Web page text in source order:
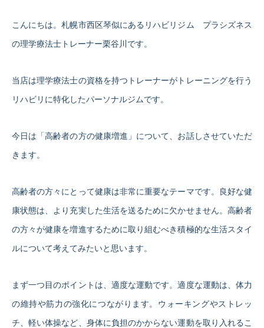
こんにちは。札幌市西区琴似にあるリハビリジム プラシズネス
の理学療法士トレーナー栗谷川です。
当店は理学療法士の資格を持つトレーナーがトレーニングを行う
リハビリに特化したパーソナルジムです。
今日は「高齢者の方の健康増進」について、お話しさせていただ
きます。
高齢者の方々にとって健康は非常に重要なテーマです。良好な健
康状態は、より充実した生活を送るために欠かせません。高齢者
の方々が健康を増進するために取り組むべき積極的な生活スタイ
ルについて考えてみたいと思います。
まず一つ目のポイントは、適度な運動です。適度な運動は、体力
の維持や筋力の強化につながります。ウォーキングやストレッ
チ、軽い体操など、身体に負担のかからない運動を取り入れるこ